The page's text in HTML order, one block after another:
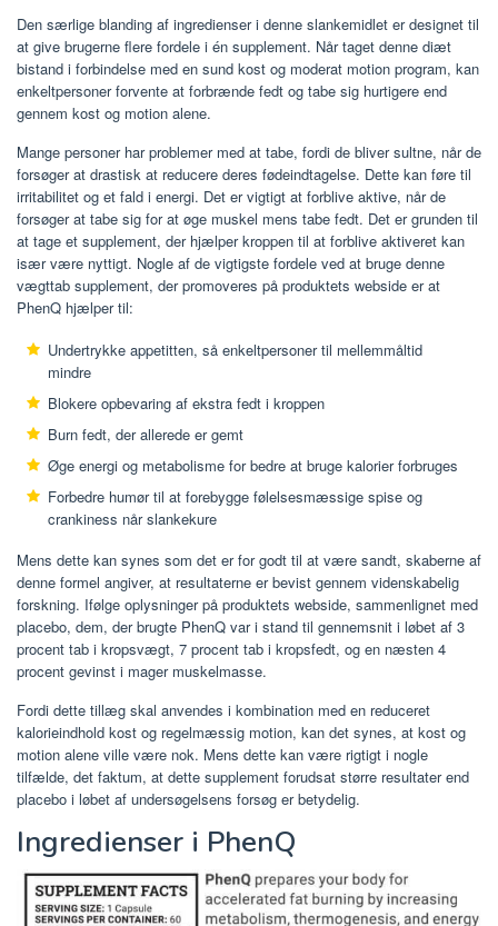
Den særlige blanding af ingredienser i denne slankemidlet er designet til
at give brugerne flere fordele i én supplement. Når taget denne diæt
bistand i forbindelse med en sund kost og moderat motion program, kan
enkeltpersoner forvente at forbrænde fedt og tabe sig hurtigere end
gennem kost og motion alene.
Mange personer har problemer med at tabe, fordi de bliver sultne, når de
forsøger at drastisk at reducere deres fødeindtagelse. Dette kan føre til
irritabilitet og et fald i energi. Det er vigtigt at forblive aktive, når de
forsøger at tabe sig for at øge muskel mens tabe fedt. Det er grunden til
at tage et supplement, der hjælper kroppen til at forblive aktiveret kan
især være nyttigt. Nogle af de vigtigste fordele ved at bruge denne
vægttab supplement, der promoveres på produktets webside er at
PhenQ hjælper til:
Undertrykke appetitten, så enkeltpersoner til mellemmåltid
mindre
Blokere opbevaring af ekstra fedt i kroppen
Burn fedt, der allerede er gemt
Øge energi og metabolisme for bedre at bruge kalorier forbruges
Forbedre humør til at forebygge følelsesmæssige spise og
crankiness når slankekure
Mens dette kan synes som det er for godt til at være sandt, skaberne af
denne formel angiver, at resultaterne er bevist gennem videnskabelig
forskning. Ifølge oplysninger på produktets webside, sammenlignet med
placebo, dem, der brugte PhenQ var i stand til gennemsnit i løbet af 3
procent tab i kropsvægt, 7 procent tab i kropsfedt, og en næsten 4
procent gevinst i mager muskelmasse.
Fordi dette tillæg skal anvendes i kombination med en reduceret
kalorieindhold kost og regelmæssig motion, kan det synes, at kost og
motion alene ville være nok. Mens dette kan være rigtigt i nogle
tilfælde, det faktum, at dette supplement forudsat større resultater end
placebo i løbet af undersøgelsens forsøg er betydelig.
Ingredienser i PhenQ